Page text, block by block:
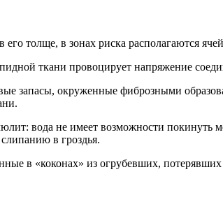
толще, в зонах риска располагаются
ткани провоцирует напряжение
запасы, окруженные фиброзными
вода не имеет возможности покинуть
в гроздья.
в «коконах» из огрубевших,